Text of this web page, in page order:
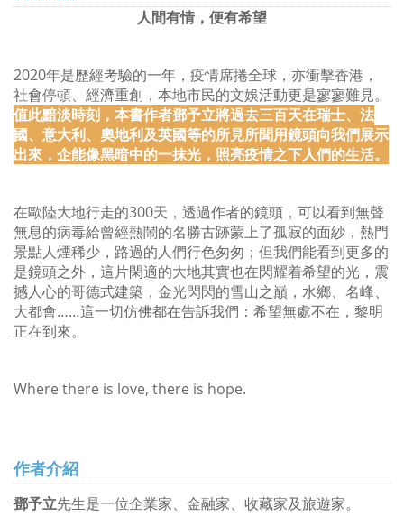
人間有情，便有希望
2020年是歷經考驗的一年，疫情席捲全球，亦衝擊香港，
社會停頓、經濟重創，本地市民的文娛活動更是寥寥難見。
值此黯淡時刻，本書作者鄧予立將過去三百天在瑞士、法
國、意大利、奧地利及英國等的所見所聞用鏡頭向我們展示
出來，企能像黑暗中的一抹光，照亮疫情之下人們的生活。
在歐陸大地行走的300天，透過作者的鏡頭，可以看到無聲
無息的病毒給曾經熱鬧的名勝古跡蒙上了孤寂的面紗，熱門
景點人煙稀少，路過的人們行色匆匆；但我們能看到更多的
是鏡頭之外，這片閑適的大地其實也在閃耀着希望的光，震
撼人心的哥德式建築，金光閃閃的雪山之巔，水鄉、名峰、
大都會……這一切仿佛都在告訴我們：希望無處不在，黎明
正在到來。
Where there is love, there is hope.
作者介紹
鄧予立先生是一位企業家、金融家、收藏家及旅遊家。